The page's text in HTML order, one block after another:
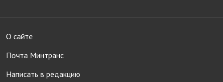
О сайте
Почта Минтранс
Написать в редакцию